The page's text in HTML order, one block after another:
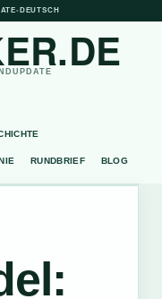
• DEUTSCH
RUNDBRIEF BLOG